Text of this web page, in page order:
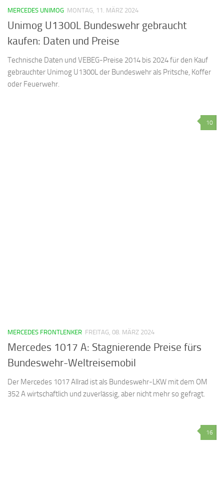
MERCEDES UNIMOG MONTAG, 11. MÄRZ 2024
Unimog U1300L Bundeswehr gebraucht
kaufen: Daten und Preise
Technische Daten und VEBEG-Preise 2014 bis 2024 für den Kauf
gebrauchter Unimog U1300L der Bundeswehr als Pritsche, Koffer
oder Feuerwehr.
10
MERCEDES FRONTLENKER FREITAG, 08. MÄRZ 2024
Mercedes 1017 A: Stagnierende Preise fürs
Bundeswehr-Weltreisemobil
Der Mercedes 1017 Allrad ist als Bundeswehr-LKW mit dem OM
352 A wirtschaftlich und zuverlässig, aber nicht mehr so gefragt.
16